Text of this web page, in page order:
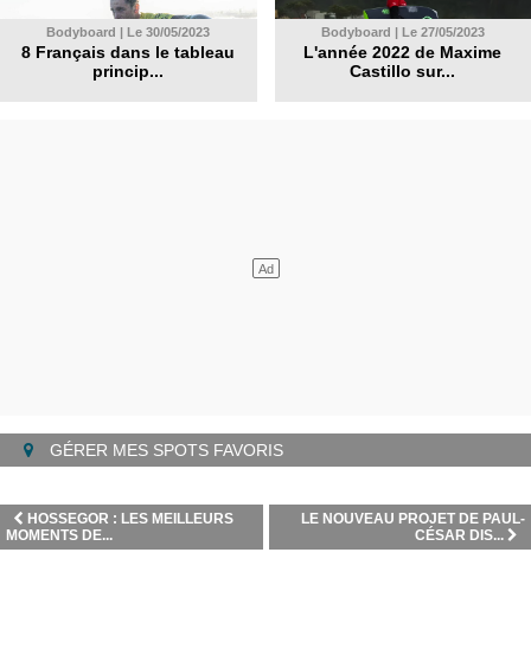
Bodyboard | Le 30/05/2023
8 Français dans le tableau
princip...
Bodyboard | Le 27/05/2023
L'année 2022 de Maxime
Castillo sur...
GÉRER MES SPOTS FAVORIS
LE NOUVEAU PROJET DE PAUL-
CÉSAR DIS...
HOSSEGOR : LES MEILLEURS
MOMENTS DE...